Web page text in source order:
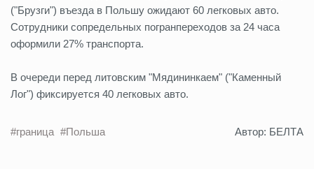
("Брузги") въезда в Польшу ожидают 60 легковых авто.
Сотрудники сопредельных погранпереходов за 24 часа
оформили 27% транспорта.
В очереди перед литовским "Мядининкаем" ("Каменный
Лог") фиксируется 40 легковых авто.
#граница #Польша Автор: БЕЛТА